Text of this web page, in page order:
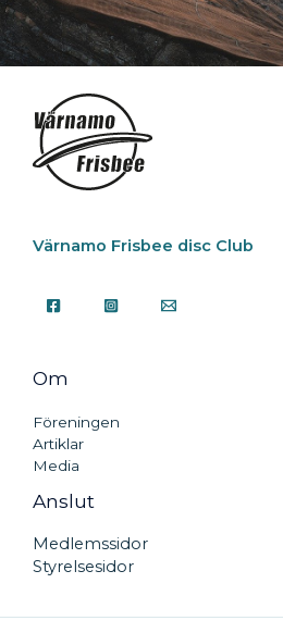
Värnamo Frisbee disc Club
Om
Föreningen
Artiklar
Media
Anslut
Medlemssidor
Styrelsesidor